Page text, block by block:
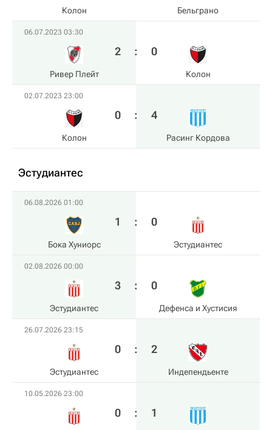
Колон Бельграно
06.07.2023 03:30
Ривер Плейт
2 : 0
Колон
02.07.2023 23:00
Колон
0 : 4
Расинг Кордова
Эстудиантес
06.08.2026 01:00
Бока Хуниорс
1 : 0
Эстудиантес
02.08.2026 00:00
Эстудиантес
3 : 0
Дефенса и Хустисия
26.07.2026 23:15
Эстудиантес
0 : 2
Индепендьенте
10.05.2026 23:00
0 : 1